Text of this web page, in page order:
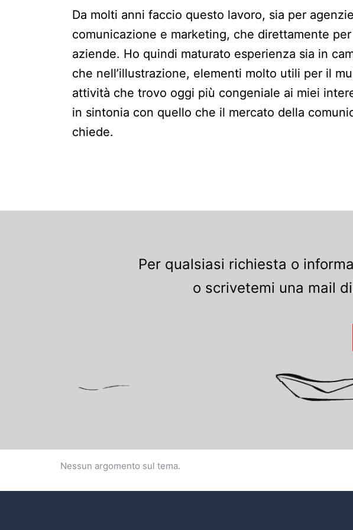
Da molti anni faccio questo lavoro, sia per
comunicazione e marketing, che direttamente
aziende. Ho quindi maturato esperienza sia in
che nell’illustrazione, elementi molto utili per il
attività che trovo oggi più congeniale ai miei
in sintonia con quello che il mercato della
chiede.
Per qualsiasi richiesta o
o scrivetemi una mail
Nessun argomento sul tema.